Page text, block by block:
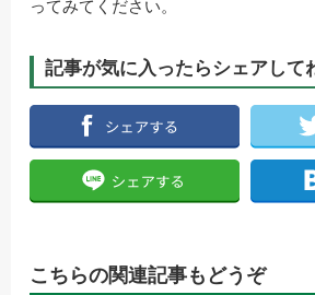
ってみてください。
記事が気に入ったらシェアして
こちらの関連記事もどうぞ